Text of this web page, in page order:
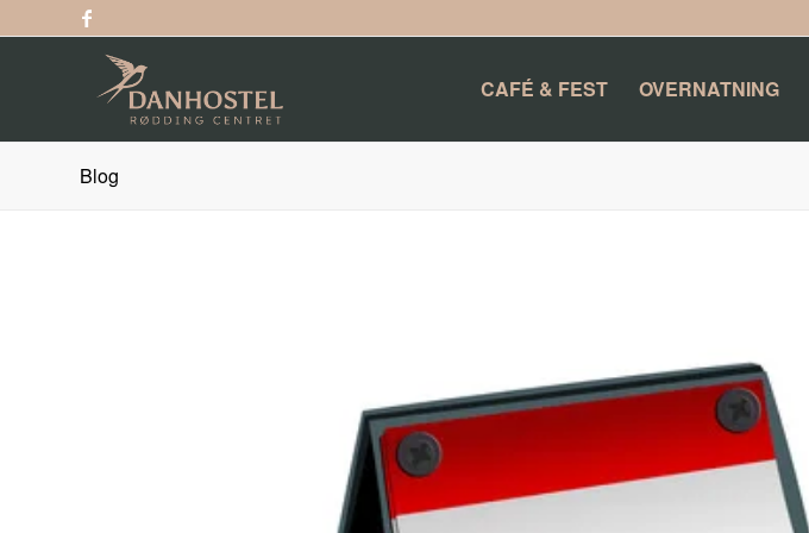
CAFÉ & FEST OVERNATNING
Blog